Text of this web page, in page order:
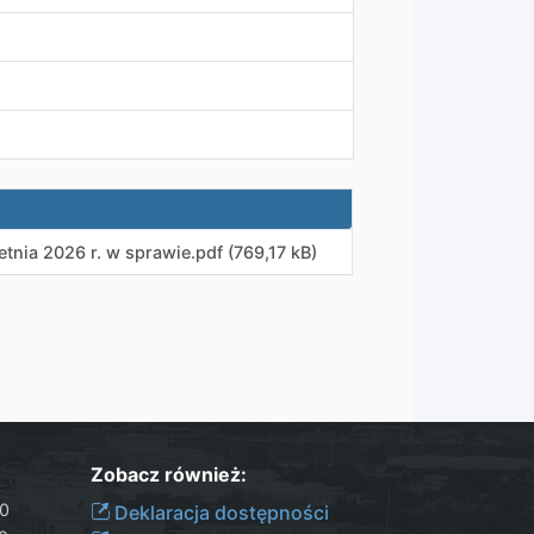
2026 r. w sprawie.pdf (769,17 kB)
Zobacz również:
Deklaracja dostępności